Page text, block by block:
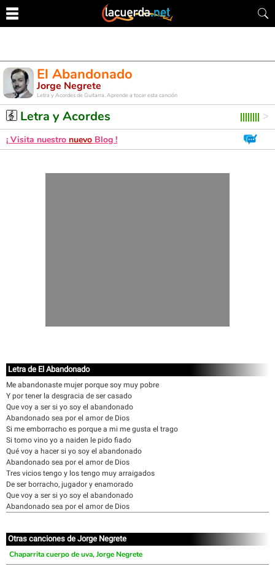
El Abandonado
Jorge Negrete
Letra y Acordes de Guitarra. Aprende a tocar esta canción
Letra y Acordes
¡ Visita nuestro nuevo Blog !
Letra de El Abandonado
Me abandonaste mujer porque soy muy pobre
Y por tener la desgracia de ser casado
Que voy a ser si yo soy el abandonado
Abandonado sea por el amor de Dios
Si me emborracho es porque a mi me gusta el trago
Si tomo vino yo a naiden le pido fiado
Qué voy a hacer si yo soy el abandonado
Abandonado sea por el amor de Dios
Tres vicios tengo y los tengo muy arraigados
De ser borracho, jugador y enamorado
Que voy a ser si yo soy el abandonado
Abandonado sea por el amor de Dios
Otras canciones de Jorge Negrete
Chaparrita cuerpo de uva, Jorge Negrete